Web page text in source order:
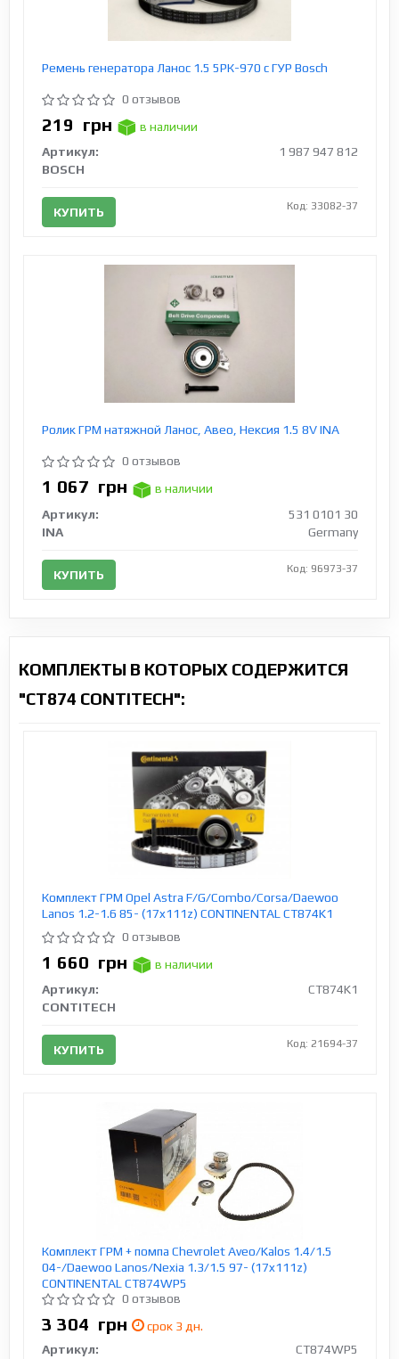
Ремень генератора Ланос 1.5 5РК-970 c ГУР Bosch
0 отзывов
219 грн
в наличии
Артикул:
1 987 947 812
BOSCH
КУПИТЬ Код: 33082-37
Ролик ГРМ натяжной Ланос, Авео, Нексия 1.5 8V INA
0 отзывов
1 067 грн
в наличии
Артикул:
531 0101 30
INA
Germany
КУПИТЬ Код: 96973-37
КОМПЛЕКТЫ В КОТОРЫХ СОДЕРЖИТСЯ
"CT874 CONTITECH":
Комплект ГРМ Opel Astra F/G/Combo/Corsa/Daewoo
Lanos 1.2-1.6 85- (17x111z) CONTINENTAL CT874K1
0 отзывов
1 660 грн
в наличии
Артикул:
CT874K1
CONTITECH
КУПИТЬ Код: 21694-37
Комплект ГРМ + помпа Chevrolet Aveo/Kalos 1.4/1.5
04-/Daewoo Lanos/Nexia 1.3/1.5 97- (17x111z)
CONTINENTAL CT874WP5
0 отзывов
3 304 грн
срок 3 дн.
Артикул:
CT874WP5